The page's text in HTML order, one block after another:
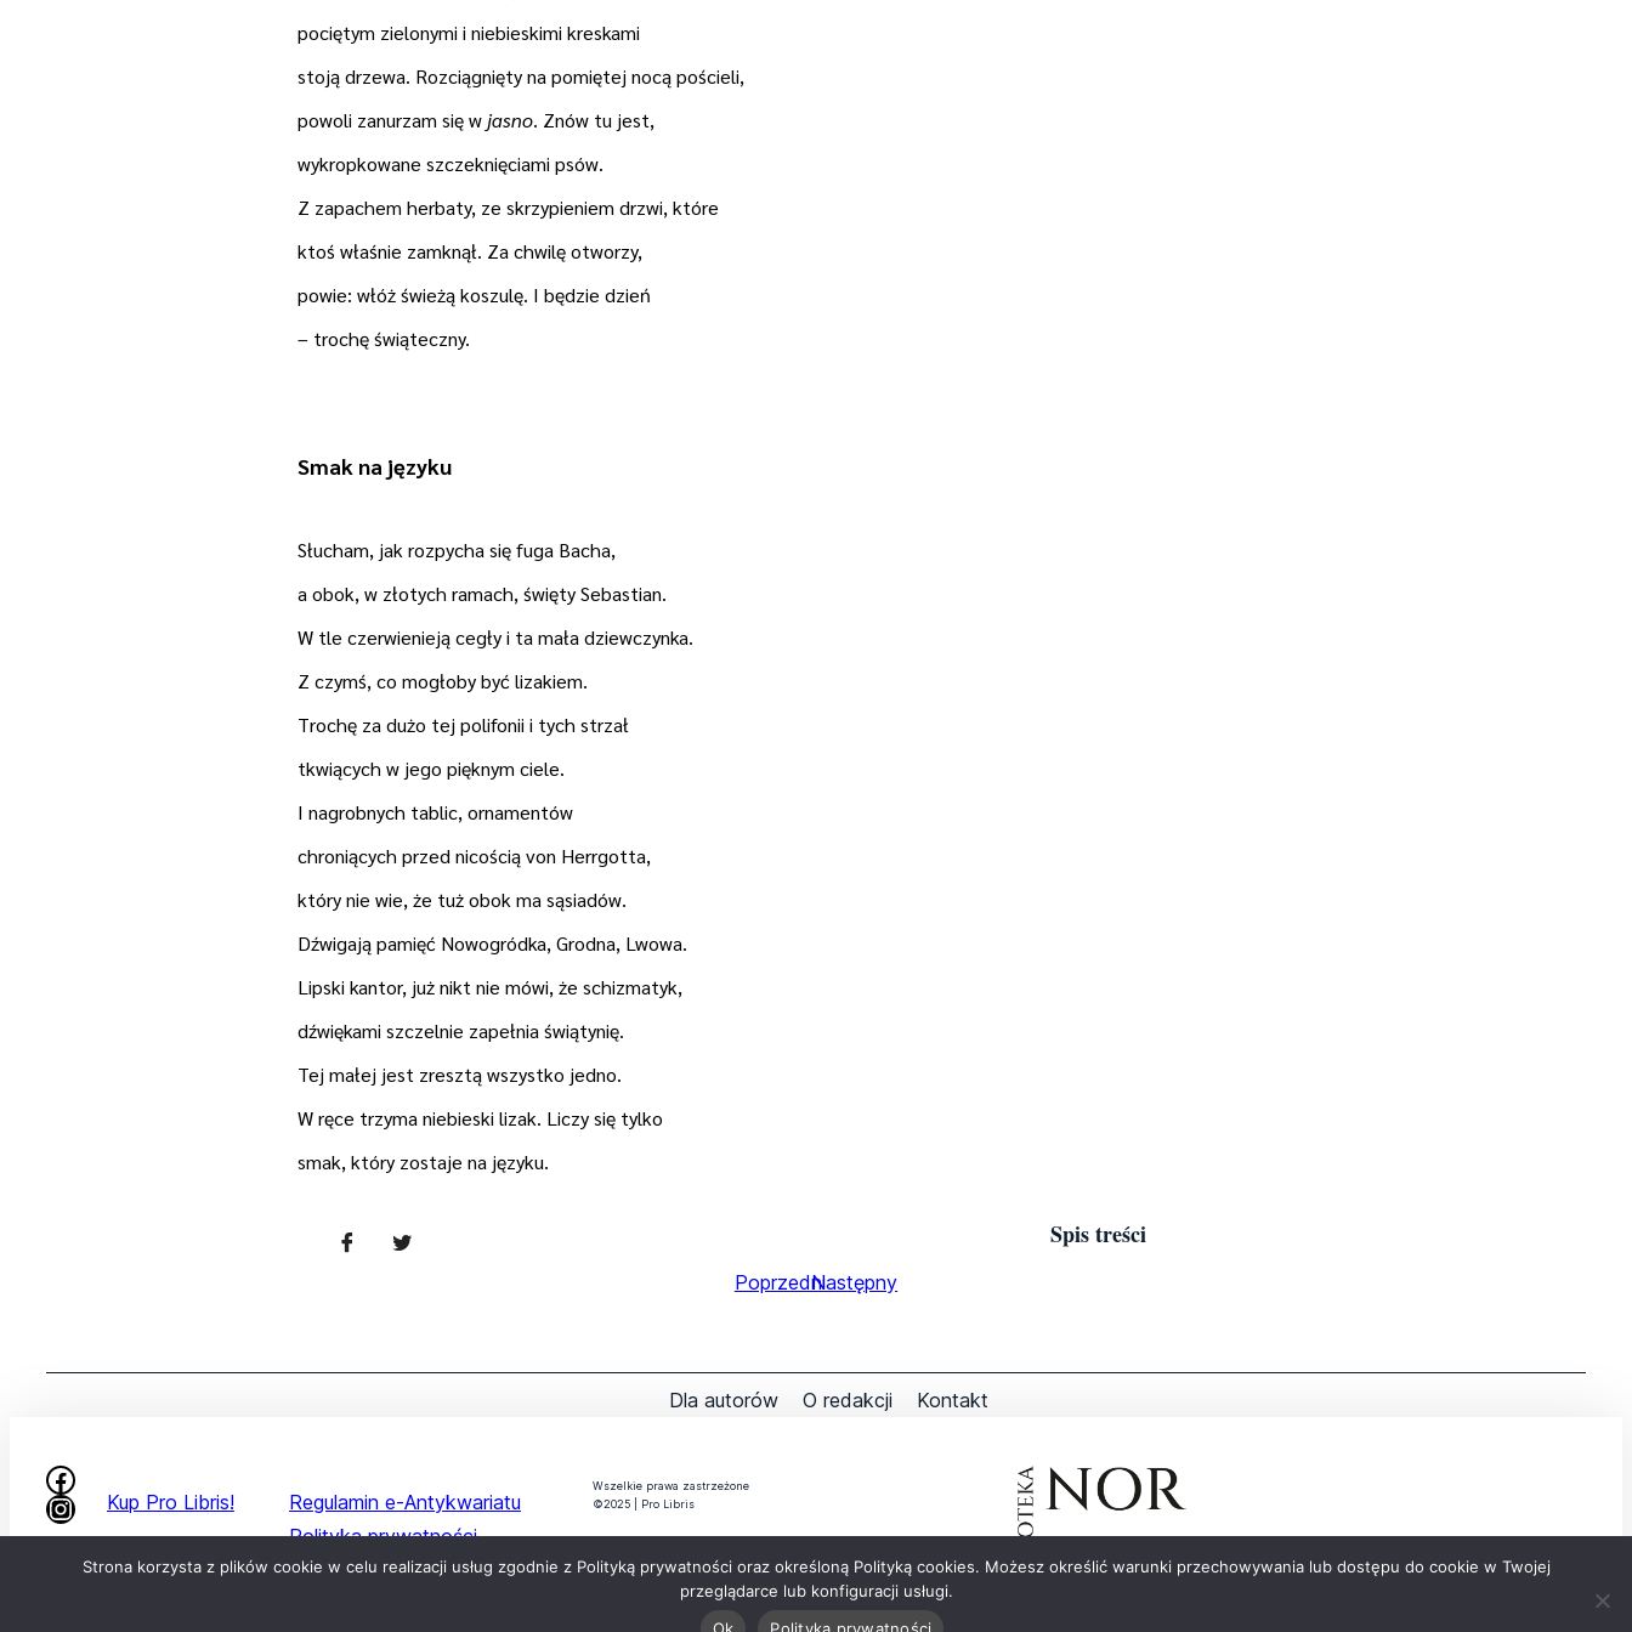
pociętym zielonymi i niebieskimi kreskami
stoją drzewa. Rozciągnięty na pomiętej nocą pościeli,
powoli zanurzam się w jasno. Znów tu jest,
wykropkowane szczeknięciami psów.
Z zapachem herbaty, ze skrzypieniem drzwi, które
ktoś właśnie zamknął. Za chwilę otworzy,
powie: włóż świeżą koszulę. I będzie dzień
– trochę świąteczny.
Smak na języku
Słucham, jak rozpycha się fuga Bacha,
a obok, w złotych ramach, święty Sebastian.
W tle czerwienieją cegły i ta mała dziewczynka.
Z czymś, co mogłoby być lizakiem.
Trochę za dużo tej polifonii i tych strzał
tkwiących w jego pięknym ciele.
I nagrobnych tablic, ornamentów
chroniących przed nicością von Herrgotta,
który nie wie, że tuż obok ma sąsiadów.
Dźwigają pamięć Nowogródka, Grodna, Lwowa.
Lipski kantor, już nikt nie mówi, że schizmatyk,
dźwiękami szczelnie zapełnia świątynię.
Tej małej jest zresztą wszystko jedno.
W ręce trzyma niebieski lizak. Liczy się tylko
smak, który zostaje na języku.
Spis treści
PoprzedniNastępny
Dla autorów O redakcji Kontakt
Kup Pro Libris!
Wydawnictwo
Regulamin e-Antykwariatu
Polityka prywatności
Dostępność
Wszelkie prawa zastrzeżone
©2025 | Pro Libris
Copyright © 2026 – WordPress Theme byCODECLOVE
Stronę wykonał Adrian Lokś poprzez zaadaptowanie szablonu firmy
Strona korzysta z plików cookie w celu realizacji usług zgodnie z Polityką prywatności oraz określoną Polityką cookies. Możesz określić warunki przechowywania lub dostępu do cookie w Twojej
przeglądarce lub konfiguracji usługi.
Ok
Polityka prywatności